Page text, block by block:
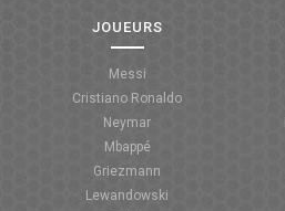
JOUEURS
Messi
Cristiano Ronaldo
Neymar
Mbappé
Griezmann
Lewandowski